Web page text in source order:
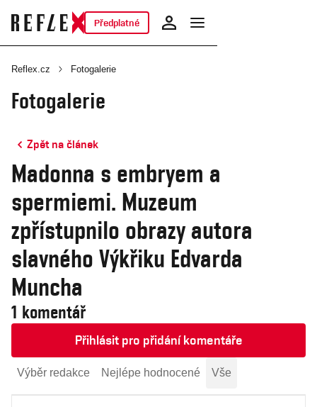
Předplatné
Reflex.cz Fotogalerie
Fotogalerie
Zpět na článek
Madonna s embryem a
spermiemi. Muzeum
zpřístupnilo obrazy autora
slavného Výkřiku Edvarda
Muncha
1 komentář
Přihlásit pro přidání komentáře
Výběr redakce Nejlépe hodnocené Vše